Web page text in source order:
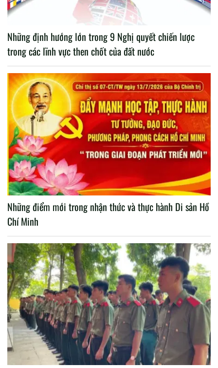
Những định hướng lớn trong 9 Nghị quyết chiến lược
trong các lĩnh vực then chốt của đất nước
Những điểm mới trong nhận thức và thực hành Di sản Hồ
Chí Minh